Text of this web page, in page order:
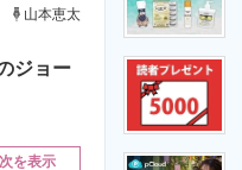
エネルギーの専門メディア
山本恵太
ジョー
を表示